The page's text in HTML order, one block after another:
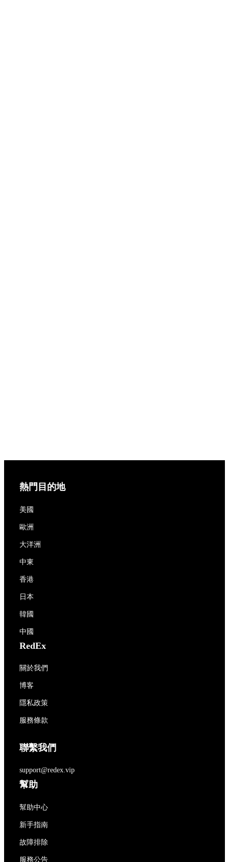
熱門目的地
美國
歐洲
大洋洲
中東
香港
日本
韓國
中國
RedEx
關於我們
博客
隱私政策
服務條款
聯繫我們
support@redex.vip
幫助
幫助中心
新手指南
故障排除
服務公告